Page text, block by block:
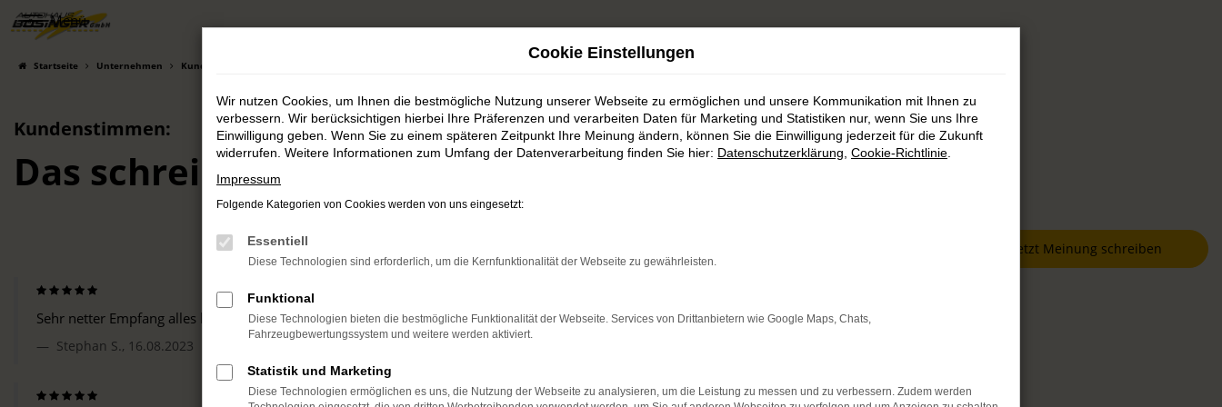
Zum
Hauptinhalt
springen
Menü
Startseite Unternehmen Kundenstimmen
Kundenstimmen:
Das schreiben Kunden über uns
Jetzt Meinung schreiben
Sehr netter Empfang alles bestens
Stephan S., 16.08.2023
Cookie Einstellungen
Wir nutzen Cookies, um Ihnen die bestmögliche Nutzung unserer Webseite zu ermöglichen und unsere Kommunikation mit Ihnen zu
verbessern. Wir berücksichtigen hierbei Ihre Präferenzen und verarbeiten Daten für Marketing und Statistiken nur, wenn Sie uns Ihre
Einwilligung geben. Wenn Sie zu einem späteren Zeitpunkt Ihre Meinung ändern, können Sie die Einwilligung jederzeit für die Zukunft
widerrufen. Weitere Informationen zum Umfang der Datenverarbeitung finden Sie hier: Datenschutzerklärung Cookie-Richtlinie
Impressum
Folgende Kategorien von Cookies werden von uns eingesetzt:
Essentiell
Diese Technologien sind erforderlich, um die Kernfunktionalität der Webseite zu gewährleisten.
Funktional
Diese Technologien bieten die bestmögliche Funktionalität der Webseite. Services von Drittanbietern wie Google Maps, Chats,
Fahrzeugbewertungssystem und weitere werden aktiviert.
Statistik und Marketing
Diese Technologien ermöglichen es uns, die Nutzung der Webseite zu analysieren, um die Leistung zu messen und zu verbessern. Zudem werden